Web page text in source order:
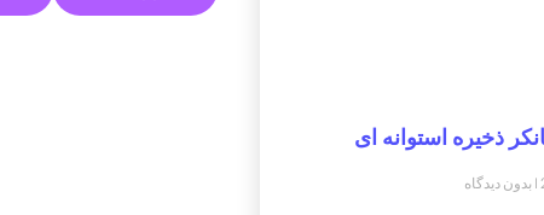
ذخیره استوانه ای
بدون دیدگاه